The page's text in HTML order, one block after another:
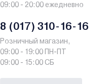
09:00 - 20:00 ежедневно
8 (017) 310-16-16
Розничный магазин,
09:00 - 19:00 ПН-ПТ
09:00 - 15:00 СБ